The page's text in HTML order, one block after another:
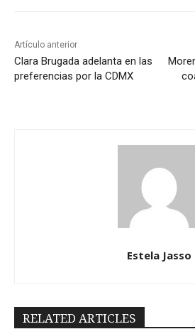
Artículo anterior
Clara Brugada adelanta en las
preferencias por la CDMX
Estela Jasso
RELATED ARTICLES